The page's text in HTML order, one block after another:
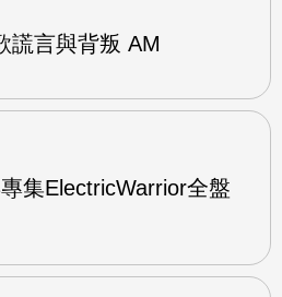
謊言與背叛 AM
集ElectricWarrior全盤